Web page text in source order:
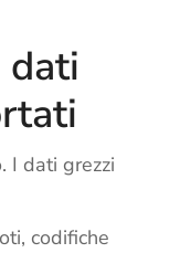
dati
I dati grezzi
codifiche